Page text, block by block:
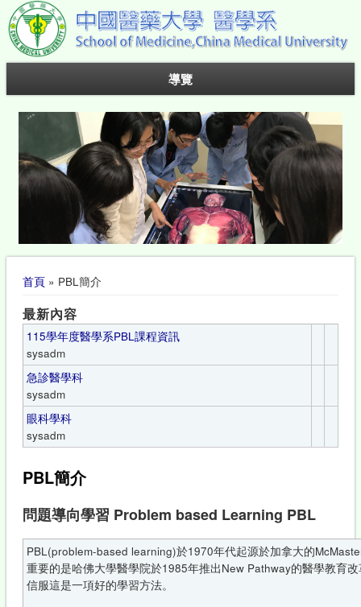
導覽
您在這裡
首頁» PBL簡介
最新內容
115學年度醫學系PBL課程資訊
sysadm
急診醫學科
sysadm
眼科學科
sysadm
PBL簡介
問題導向學習 Problem based Learning PBL
PBL(problem-based learning)於1970年代起源於加拿大的
重要的是哈佛大學醫學院於1985年推出New Pathway的醫學教育
信服這是一項好的學習方法。